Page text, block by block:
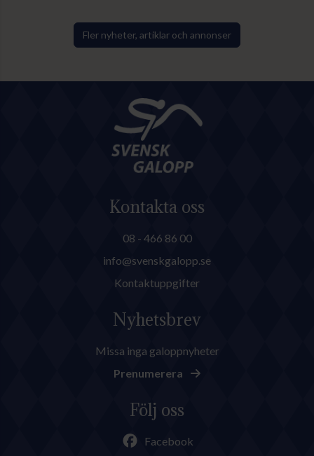
Jägersro. I England arrangeras
Glorious Goodwood. Fredrik
toppsprintern Lamborghini BF
till en Grupp 2-löpning.
Fler nyheter, artiklar och annonser
Kontakta oss
08 - 466 86 00
info@svenskgalopp.se
Kontaktuppgifter
Nyhetsbrev
Missa inga galoppnyheter
Prenumerera
Följ oss
Facebook